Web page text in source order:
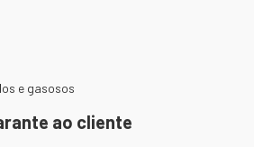
e gasosos
ao cliente